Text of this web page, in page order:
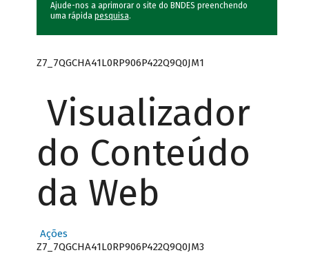
Ajude-nos a aprimorar o site do BNDES preenchendo
uma rápida pesquisa.
Z7_7QGCHA41L0RP906P422Q9Q0JM1
Visualizador
do Conteúdo
da Web
Ações
Z7_7QGCHA41L0RP906P422Q9Q0JM3